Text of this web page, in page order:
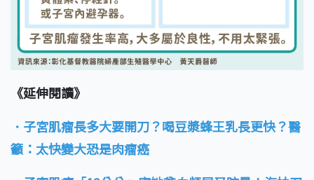
《延伸閱讀》
．子宮肌瘤長多大要開刀？喝豆漿蜂王乳長更快？醫
籲：太快變大恐是肉瘤癌